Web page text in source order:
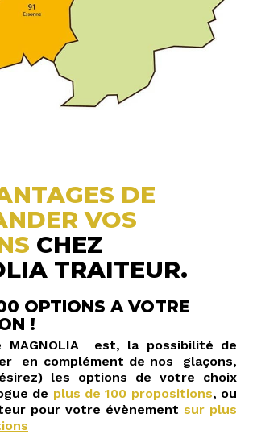
DE
VOS
CHEZ
TRAITEUR.
OPTIONS A VOTRE
!
MAGNOLIA est, la possibilité de
en complément de nos glaçons,
les options de votre choix
de plus de 100 propositions, ou
pour votre évènement sur plus